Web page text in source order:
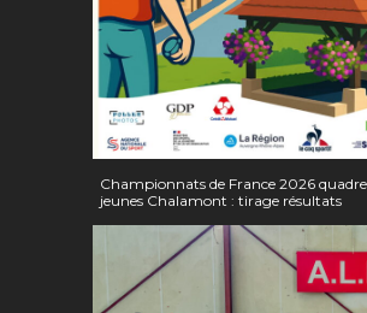
Championnats de France 2026
jeunes Chalamont : tirage résultats